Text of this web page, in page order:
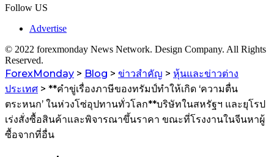
Follow US
Advertise
© 2022 forexmonday News Network. Design Company. All Rights
Reserved.
ForexMonday > Blog > ข่าวสำคัญ > หุ้นและข่าวต่าง
ประเทศ > **คำขู่เรื่องภาษีของทรัมป์ทำให้เกิด ‘ความตื่น
ตระหนก’ ในห่วงโซ่อุปทานทั่วโลก**บริษัทในสหรัฐฯ และยุโรป
เร่งสั่งซื้อสินค้าและพิจารณาขึ้นราคา ขณะที่โรงงานในจีนหาผู้
ซื้อจากที่อื่น